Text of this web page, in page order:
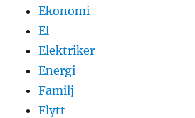
Ekonomi
El
Elektriker
Energi
Familj
Flytt